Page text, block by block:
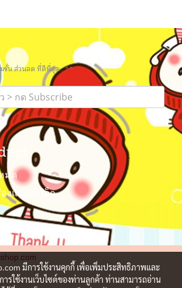
มชั่น ส่วนลด ที่ดีที่สุด.. ^^
มด
งแม่และเด็ก
มีการใช้งานคุกกี้ เพื่อเพิ่มประสิทธิภาพและ
รใช้งานเว็บไซต์ของท่านลูกค้า ท่านสามารถอ่าน